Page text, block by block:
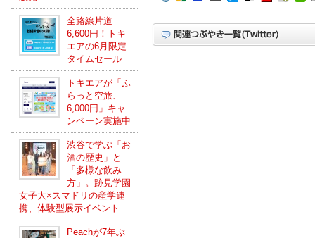
全路線片道
6,600円！トキ
エアの6月限定
タイムセール
トキエアが「ふ
らっと空旅、
6,000円」キャ
ンペーン実施中
渋谷で学ぶ「お
酒の歴史」と
「多様な飲み
方」。跡見学園
女子大×スマドリの産学連
携、体験型展示イベント
Peachが7年ぶ